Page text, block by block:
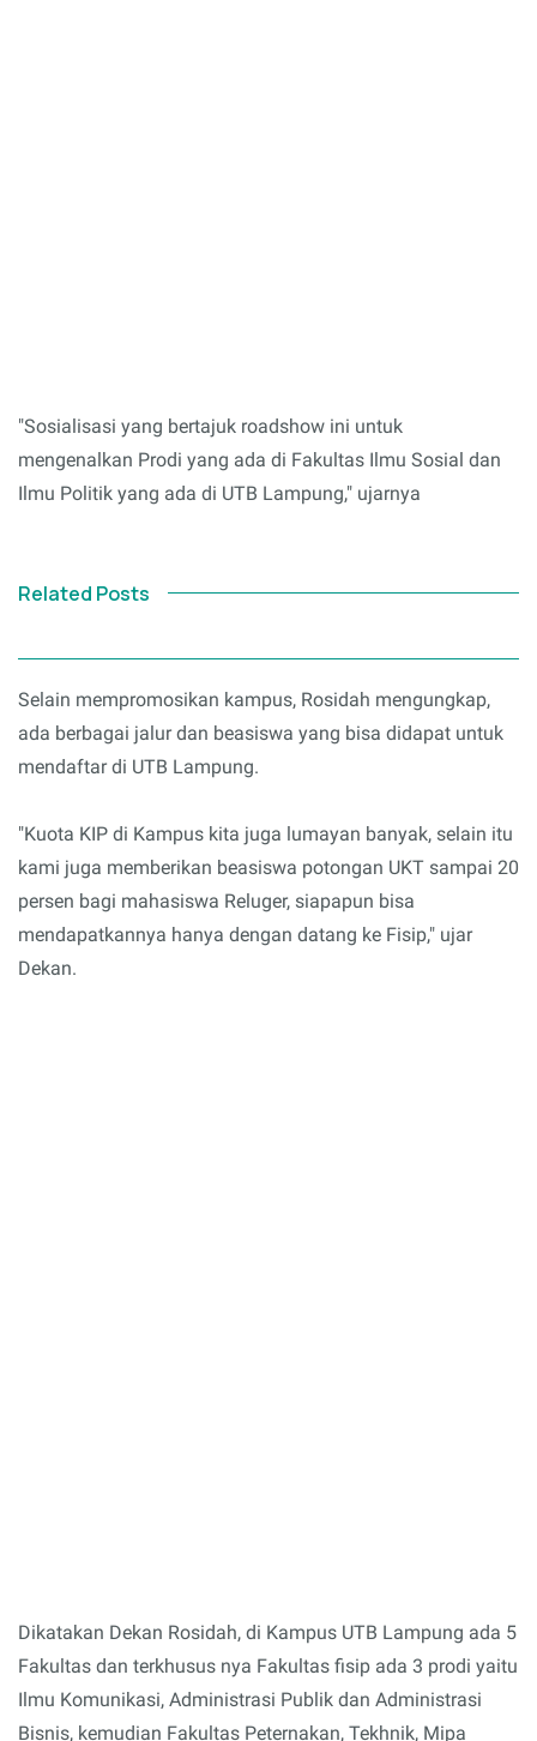
"Sosialisasi yang bertajuk roadshow ini untuk
mengenalkan Prodi yang ada di Fakultas Ilmu Sosial dan
Ilmu Politik yang ada di UTB Lampung," ujarnya
Related Posts
Selain mempromosikan kampus, Rosidah mengungkap,
ada berbagai jalur dan beasiswa yang bisa didapat untuk
mendaftar di UTB Lampung.
"Kuota KIP di Kampus kita juga lumayan banyak, selain itu
kami juga memberikan beasiswa potongan UKT sampai 20
persen bagi mahasiswa Reluger, siapapun bisa
mendapatkannya hanya dengan datang ke Fisip," ujar
Dekan.
Dikatakan Dekan Rosidah, di Kampus UTB Lampung ada 5
Fakultas dan terkhusus nya Fakultas fisip ada 3 prodi yaitu
Ilmu Komunikasi, Administrasi Publik dan Administrasi
Bisnis, kemudian Fakultas Peternakan, Tekhnik, Mipa